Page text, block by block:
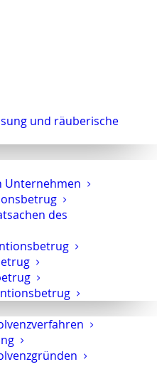
und räuberische
Unternehmen
des
in Betracht.
stehe ich
mit
ersten Vorwurf
möglichst
beginnt
vielen Fällen
darin, das
insbesondere in